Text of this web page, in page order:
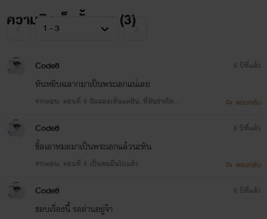
2.ในหัวใจ
3.ไฟรักสลักร้าย
4.บ่วงรักมายาหัวใจ
ความคิดเห็นทั้งหมด (3)
Code8
ทันหยิบฉลากมาเป็นพระเอกแน่เลย
จากตอน: ตอนที่ 9 ฉันมองเห็นแต่ฝัน..ที่มันช่างโหดร้
6 ปีที่แล้ว
ตอบกลับ
Code8
ชั้ลเอาหมอมาเป็นพระเอกแล้วนะทัน
จากตอน: ตอนที่ 8 เป็นคนอื่นไปแล้ว
6 ปีที่แล้ว
ตอบกลับ
Code8
ชอบเรื่องนี้ รออ่านอยู่จ้า
6 ปีที่แล้ว